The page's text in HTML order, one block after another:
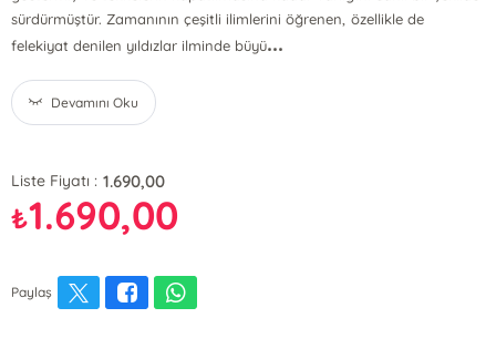
sürdürmüştür. Zamanının çeşitli ilimlerini öğrenen, özellikle de
felekiyat denilen yıldızlar ilminde büyü...
Devamını Oku
Liste Fiyatı : 1.690,00
₺1.690,00
Paylaş